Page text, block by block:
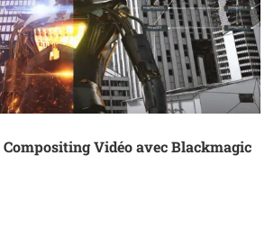
Vidéo avec Blackmagic